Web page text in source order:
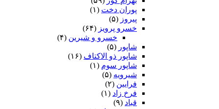
پوران دخت (۱)
پیروز (۵)
خسرو پرویز (۶۴)
خسرو و شیرین (۴)
شاپور (۵)
شاپور ذو الاکتاف (۱۶)
شاپور سوم‏ (۱)
شیرویه (۵)
فرایین (۲)
فرخ زاد (۱)
قباد (۹)